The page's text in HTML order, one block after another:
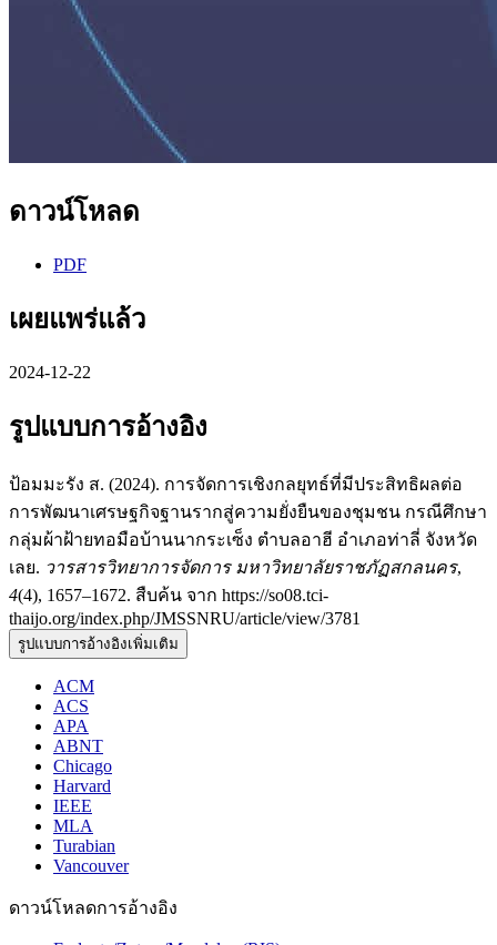
ดาวน์โหลด
PDF
เผยแพร่แล้ว
2024-12-22
รูปแบบการอ้างอิง
ป้อมมะรัง ส. (2024). การจัดการเชิงกลยุทธ์ที่มีประสิทธิผลต่อ
การพัฒนาเศรษฐกิจฐานรากสู่ความยั่งยืนของชุมชน กรณีศึกษา
กลุ่มผ้าฝ้ายทอมือบ้านนากระเซ็ง ตำบลอาฮี อำเภอท่าลี่ จังหวัด
เลย. วารสารวิทยาการจัดการ มหาวิทยาลัยราชภัฏสกลนคร,
4(4), 1657–1672. สืบค้น จาก https://so08.tci-
thaijo.org/index.php/JMSSNRU/article/view/3781
รูปแบบการอ้างอิงเพิ่มเติม
ACM
ACS
APA
ABNT
Chicago
Harvard
IEEE
MLA
Turabian
Vancouver
ดาวน์โหลดการอ้างอิง